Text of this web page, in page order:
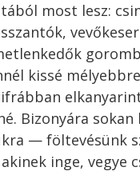
most lesz:
kissé
Bizonyára
— föltevésünk
inge, vegye